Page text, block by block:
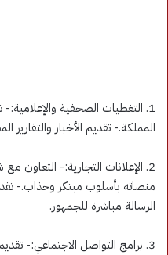
1. التغطيات الصحفية
المملكة.- تقديم الأخبار والتقارير
2. الإعلانات التجارية:- التعاون
منصاته بأسلوب مبتكر وجذاب.-
الرسالة مباشرة للجمهور.
3. برامج التواصل الاجتماعي:-